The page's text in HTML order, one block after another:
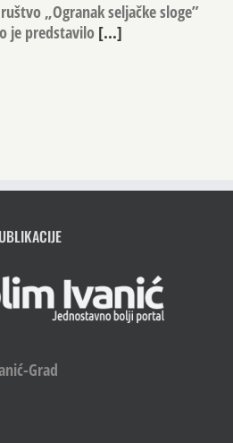
„Ogranak seljačke sloge”
je predstavilo [...]
Grad